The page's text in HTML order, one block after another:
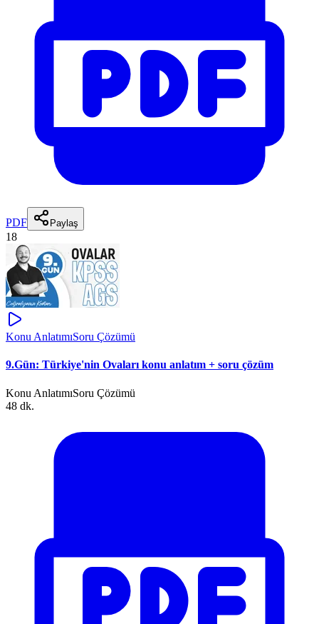
PDF Paylaş
18
Konu AnlatımıSoru Çözümü
9.Gün: Türkiye'nin Ovaları konu anlatım + soru çözüm
Konu AnlatımıSoru Çözümü
48 dk.